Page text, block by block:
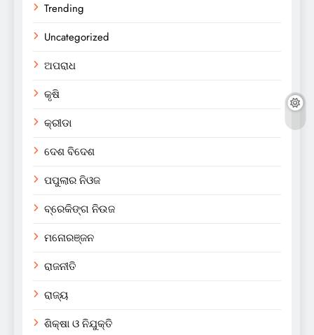
Trending
Uncategorized
ଅପରାଧ
କୃଷି
କ୍ରୀଡା
ଦେଶ ବିଦେଶ
ପପୁଲାର ନିଓଜ
ବ୍ରେକିଙ୍ଗ ନିଉଜ
ମନୋରଞ୍ଜନ
ରାଜନୀତି
ରାଜ୍ୟ
ଶିକ୍ଷା ଓ ନିଯୁକ୍ତି